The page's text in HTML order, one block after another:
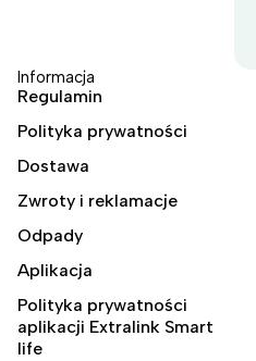
Informacja
Regulamin
Polityka prywatności
Dostawa
Zwroty i reklamacje
Odpady
Aplikacja
Polityka prywatności
aplikacji Extralink Smart
life